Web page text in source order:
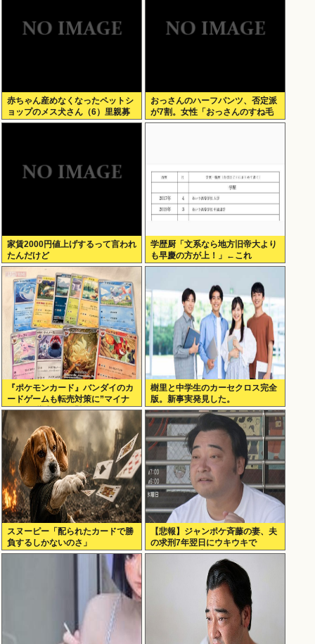
赤ちゃん産めなくなったペットシ
ョップのメス犬さん（6）里親募
集されてしまうwww
おっさんのハーフパンツ、否定派
が7割。女性「おっさんのすね毛
なんて見たくないじゃないですか
家賃2000円値上げするって言われ
たんだけど
学歴厨「文系なら地方旧帝大より
も早慶の方が上！」←これ
『ポケモンカード』バンダイのカ
ードゲームも転売対策に”マイナ
ンバー”導入開始「効果テキメ
ン」
樹里と中学生のカーセクロス完全
版。新事実発見した。
スヌーピー「配られたカードで勝
負するしかないのさ」
【悲報】ジャンポケ斉藤の妻、夫
の求刑7年翌日にウキウキで
Instagram更新